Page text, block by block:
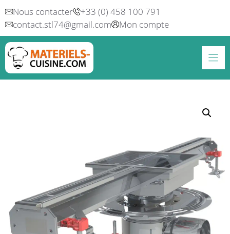
Aller
au
contenu
Nous contacter
+33 (0) 458 100 791
contact.stl74@gmail.com
Mon compte